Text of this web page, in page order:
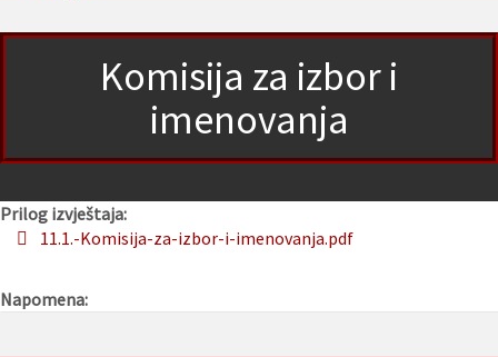
Komisija za izbor i
imenovanja
Prilog izvještaja:
11.1.-Komisija-za-izbor-i-imenovanja.pdf
Napomena: